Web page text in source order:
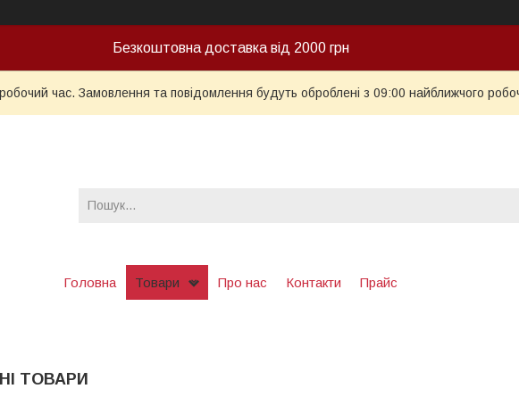
Безкоштовна доставка від 2000 грн
час. Замовлення та повідомлення будуть оброблені з 09:00 найближчого
Головна Товари Про нас Контакти Прайс
ТОВАРИ